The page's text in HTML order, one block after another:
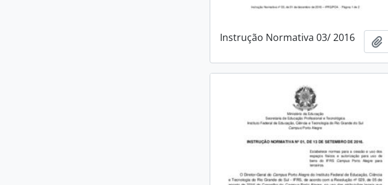
Instrução Normativa 03/ 2016